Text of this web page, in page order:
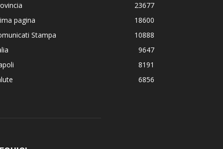
23677
pagina
18600
Stampa
10888
9647
8191
6856